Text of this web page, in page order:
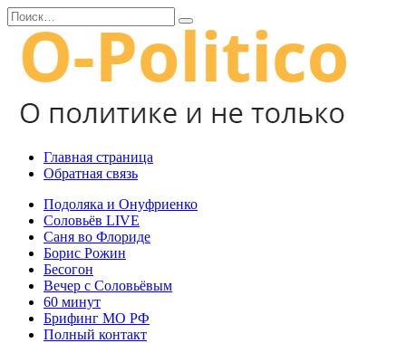
Перейти
к
содержанию
Search
for:
Главная страница
Обратная связь
Подоляка и Онуфриенко
Соловьёв LIVE
Саня во Флориде
Борис Рожин
Бесогон
Вечер с Соловьёвым
60 минут
Брифинг МО РФ
Полный контакт